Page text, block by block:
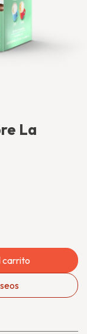
La
carrito